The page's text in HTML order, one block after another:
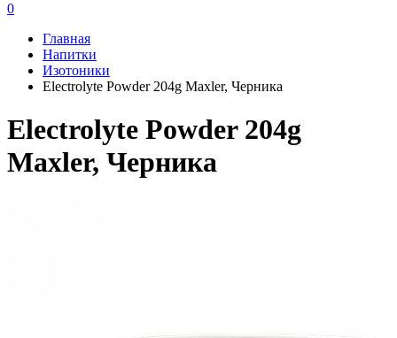
0
Главная
Напитки
Изотоники
Electrolyte Powder 204g Maxler, Черника
Electrolyte Powder 204g
Maxler, Черника